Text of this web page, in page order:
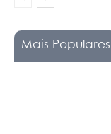
Mais Populares